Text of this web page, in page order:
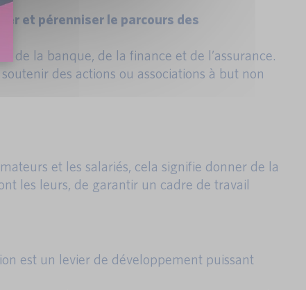
et pérenniser le parcours des
de la banque, de la finance et de l’assurance.
des actions ou associations à but non
et les salariés, cela signifie donner de la
les leurs, de garantir un cadre de travail
est un levier de développement puissant